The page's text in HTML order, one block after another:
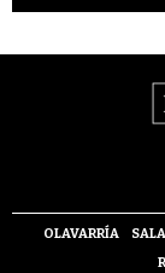
OLAVARRÍA